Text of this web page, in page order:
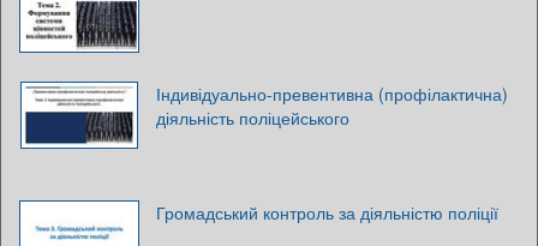
Індивідуально-превентивна (профілактична)
діяльність поліцейського
Громадський контроль за діяльністю поліції